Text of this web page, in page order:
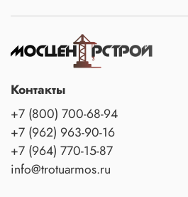
Контакты
+7 (800) 700-68-94
+7 (962) 963-90-16
+7 (964) 770-15-87
info@trotuarmos.ru